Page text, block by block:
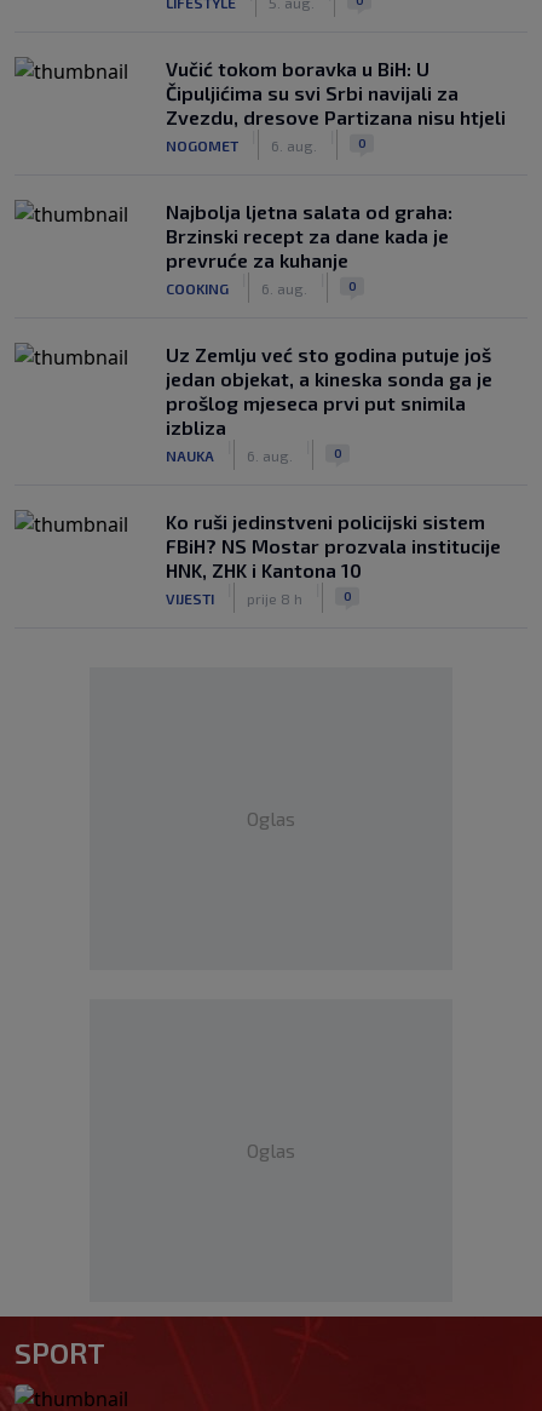
Vučić tokom boravka u BiH: U
Čipuljićima su svi Srbi navijali za
Zvezdu, dresove Partizana nisu htjeli
NOGOMET 6. aug. 0
Najbolja ljetna salata od graha:
Brzinski recept za dane kada je
prevruće za kuhanje
COOKING 6. aug. 0
Uz Zemlju već sto godina putuje još
jedan objekat, a kineska sonda ga je
prošlog mjeseca prvi put snimila
izbliza
NAUKA 6. aug. 0
Ko ruši jedinstveni policijski sistem
FBiH? NS Mostar prozvala institucije
HNK, ZHK i Kantona 10
VIJESTI prije 8 h 0
Oglas
Oglas
SPORT